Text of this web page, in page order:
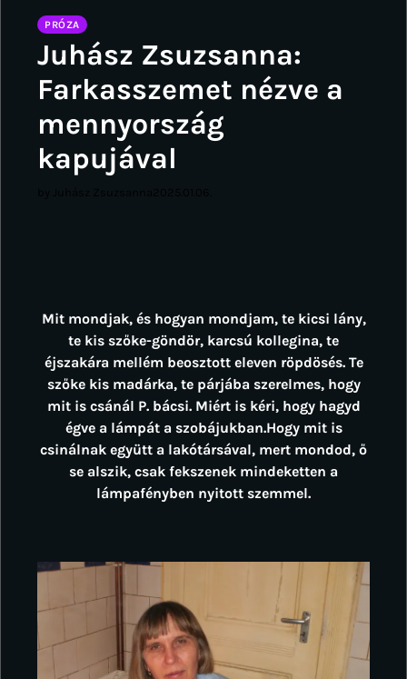
PRÓZA
Juhász Zsuzsanna:
Farkasszemet nézve a
mennyország
kapujával
Mit mondjak, és hogyan mondjam, te kicsi lány,
te kis szőke-göndör, karcsú kollegina, te
éjszakára mellém beosztott eleven röpdösés. Te
szőke kis madárka, te párjába szerelmes, hogy
mit is csánál P. bácsi. Miért is kéri, hogy hagyd
égve a lámpát a szobájukban.Hogy mit is
csinálnak együtt a lakótársával, mert mondod, ő
se alszik, csak fekszenek mindeketten a
lámpafényben nyitott szemmel.